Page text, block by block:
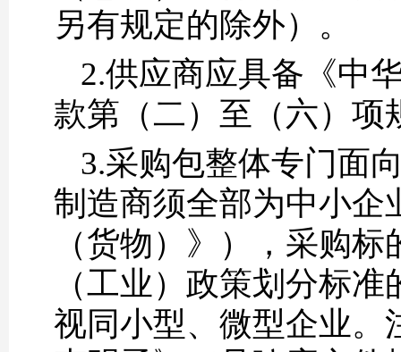
另有规定的除外）。
2.供应商应具备《中
款第（二）至（六）项
3.采购包整体专门面
制造商须全部为中小
（货物）》），采购
（工业）政策划分标
视同小型、微型企业。